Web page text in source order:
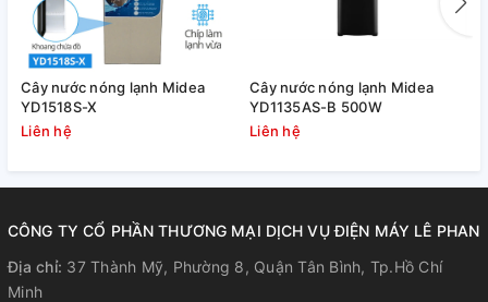
Thiết kế tiêu thụ ít điện, giúp tiết kiệm chi phí, với chức năng
tự động tắt giảm lãng phí điệ
3. Tiêu chuẩn chất lượng.
Được mệnh danh là chuyên gia máy lọc nước thông minh uy
tín tại thị trường Việt Nam, Karofi luôn cung cấp các sản
Cây nước nóng lạnh Midea
YD1518S-X
Liên hệ
Cây nước nóng lạnh Midea
YD1135AS-B 500W
Liên hệ
CÔNG TY CỔ PHẦN THƯƠNG MẠI DỊCH VỤ ĐIỆN MÁY LÊ PHAN
Địa chỉ: 37 Thành Mỹ, Phường 8, Quận Tân Bình, Tp.Hồ Chí
Minh